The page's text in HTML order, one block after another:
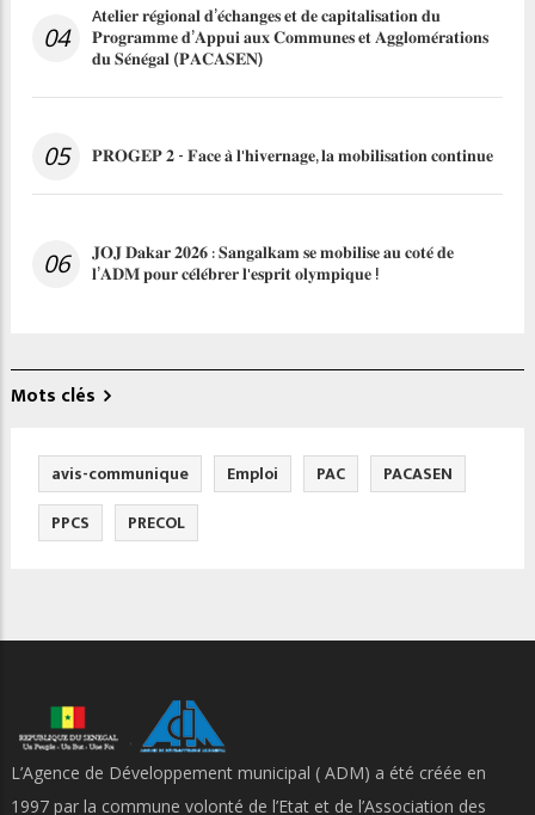
04
A𝐭𝐞𝐥𝐢𝐞𝐫 𝐫𝐞́𝐠𝐢𝐨𝐧𝐚𝐥 𝐝’𝐞́𝐜𝐡𝐚𝐧𝐠𝐞𝐬 𝐞𝐭 𝐝𝐞 𝐜𝐚𝐩𝐢𝐭𝐚𝐥𝐢𝐬𝐚𝐭𝐢𝐨𝐧 𝐝𝐮
𝐏𝐫𝐨𝐠𝐫𝐚𝐦𝐦𝐞 𝐝’𝐀𝐩𝐩𝐮𝐢 𝐚𝐮𝐱 𝐂𝐨𝐦𝐦𝐮𝐧𝐞𝐬 𝐞𝐭 𝐀𝐠𝐠𝐥𝐨𝐦𝐞́𝐫𝐚𝐭𝐢𝐨𝐧𝐬
𝐝𝐮 𝐒𝐞́𝐧𝐞́𝐠𝐚𝐥 (𝐏𝐀𝐂𝐀𝐒𝐄𝐍)
05 𝐏𝐑𝐎𝐆𝐄𝐏 𝟐 - 𝐅𝐚𝐜𝐞 𝐚̀ 𝐥'𝐡𝐢𝐯𝐞𝐫𝐧𝐚𝐠𝐞, 𝐥𝐚 𝐦𝐨𝐛𝐢𝐥𝐢𝐬𝐚𝐭𝐢𝐨𝐧 𝐜𝐨𝐧𝐭𝐢𝐧𝐮𝐞
06 𝐉𝐎𝐉 𝐃𝐚𝐤𝐚𝐫 𝟐𝟎𝟐𝟔 : 𝐒𝐚𝐧𝐠𝐚𝐥𝐤𝐚𝐦 𝐬𝐞 𝐦𝐨𝐛𝐢𝐥𝐢𝐬𝐞 𝐚𝐮 𝐜𝐨𝐭𝐞́ 𝐝𝐞
𝐥’𝐀𝐃𝐌 𝐩𝐨𝐮𝐫 𝐜𝐞́𝐥𝐞́𝐛𝐫𝐞𝐫 𝐥'𝐞𝐬𝐩𝐫𝐢𝐭 𝐨𝐥𝐲𝐦𝐩𝐢𝐪𝐮𝐞 !
Mots clés
avis-communique Emploi PAC
PACASEN
PPCS
PRECOL
L’Agence de Développement municipal ( ADM) a été créée en
1997 par la commune volonté de l’Etat et de l’Association des